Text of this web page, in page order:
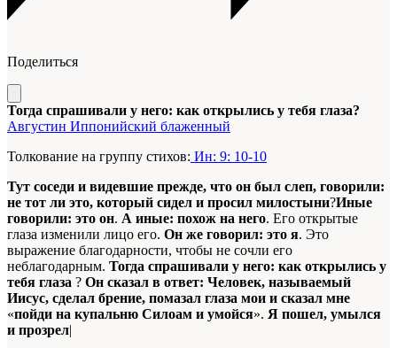
Поделиться
Тогда спрашивали у него: как открылись у тебя глаза?
Августин Иппонийский блаженный
Толкование на группу стихов: Ин: 9: 10-10
Тут соседи и видевшие прежде, что он был слеп, говорили:
не тот ли это, который сидел и просил милостыни?Иные
говорили: это он. А иные: похож на него. Его открытые
глаза изменили лицо его. Он же говорил: это я. Это
выражение благодарности, чтобы не сочли его
неблагодарным. Тогда спрашивали у него: как открылись у
тебя глаза ? Он сказал в ответ: Человек, называемый
Иисус, сделал брение, помазал глаза мои и сказал мне
«пойди на купальню Силоам и умойся». Я пошел, умылся
и прозрел|